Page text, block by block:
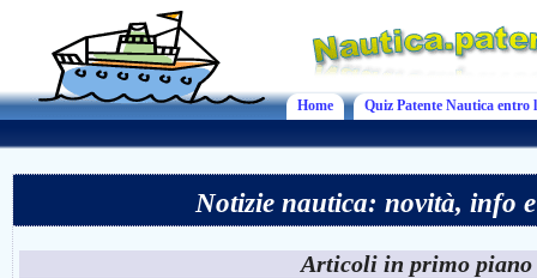
Home Quiz Patente Nautica entro
Notizie nautica: novità, info
Articoli in primo piano